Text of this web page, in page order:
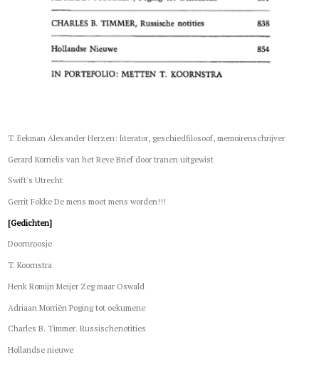
T. Eekman Alexander Herzen: literator, geschiedfilosoof, memoirenschrijver
Gerard Kornelis van het Reve Brief door tranen uitgewist
Swift's Utrecht
Gerrit Fokke De mens moet mens worden!!!
[Gedichten]
Doornroosje
T. Koornstra
Henk Romijn Meijer Zeg maar Oswald
Adriaan Morriën Poging tot oekumene
Charles B. Timmer. Russischenotities
Hollandse nieuwe